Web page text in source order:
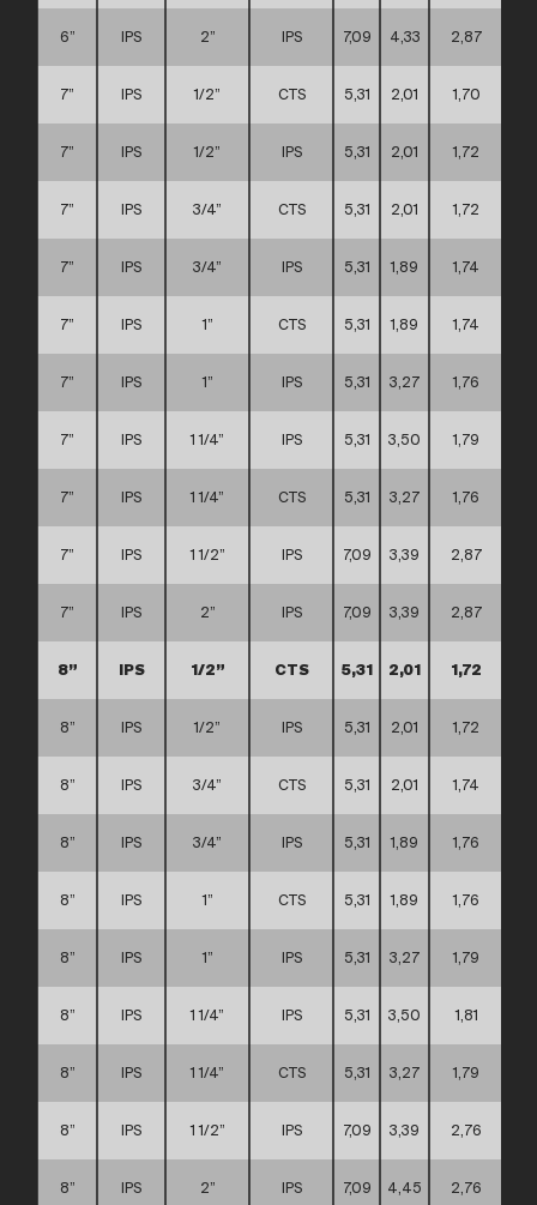
6” IPS 2” IPS 7,09 4,33 2,87
7” IPS 1/2” CTS 5,31 2,01 1,70
7” IPS 1/2” IPS 5,31 2,01 1,72
7” IPS 3/4” CTS 5,31 2,01 1,72
7” IPS 3/4” IPS 5,31 1,89 1,74
7” IPS 1” CTS 5,31 1,89 1,74
7” IPS 1” IPS 5,31 3,27 1,76
7” IPS 1 1/4” IPS 5,31 3,50 1,79
7” IPS 1 1/4” CTS 5,31 3,27 1,76
7” IPS 1 1/2” IPS 7,09 3,39 2,87
7” IPS 2” IPS 7,09 3,39 2,87
8” IPS 1/2” CTS 5,31 2,01 1,72
8” IPS 1/2” IPS 5,31 2,01 1,72
8” IPS 3/4” CTS 5,31 2,01 1,74
8” IPS 3/4” IPS 5,31 1,89 1,76
8” IPS 1” CTS 5,31 1,89 1,76
8” IPS 1” IPS 5,31 3,27 1,79
8” IPS 1 1/4” IPS 5,31 3,50 1,81
8” IPS 1 1/4” CTS 5,31 3,27 1,79
8” IPS 1 1/2” IPS 7,09 3,39 2,76
8” IPS 2” IPS 7,09 4,45 2,76